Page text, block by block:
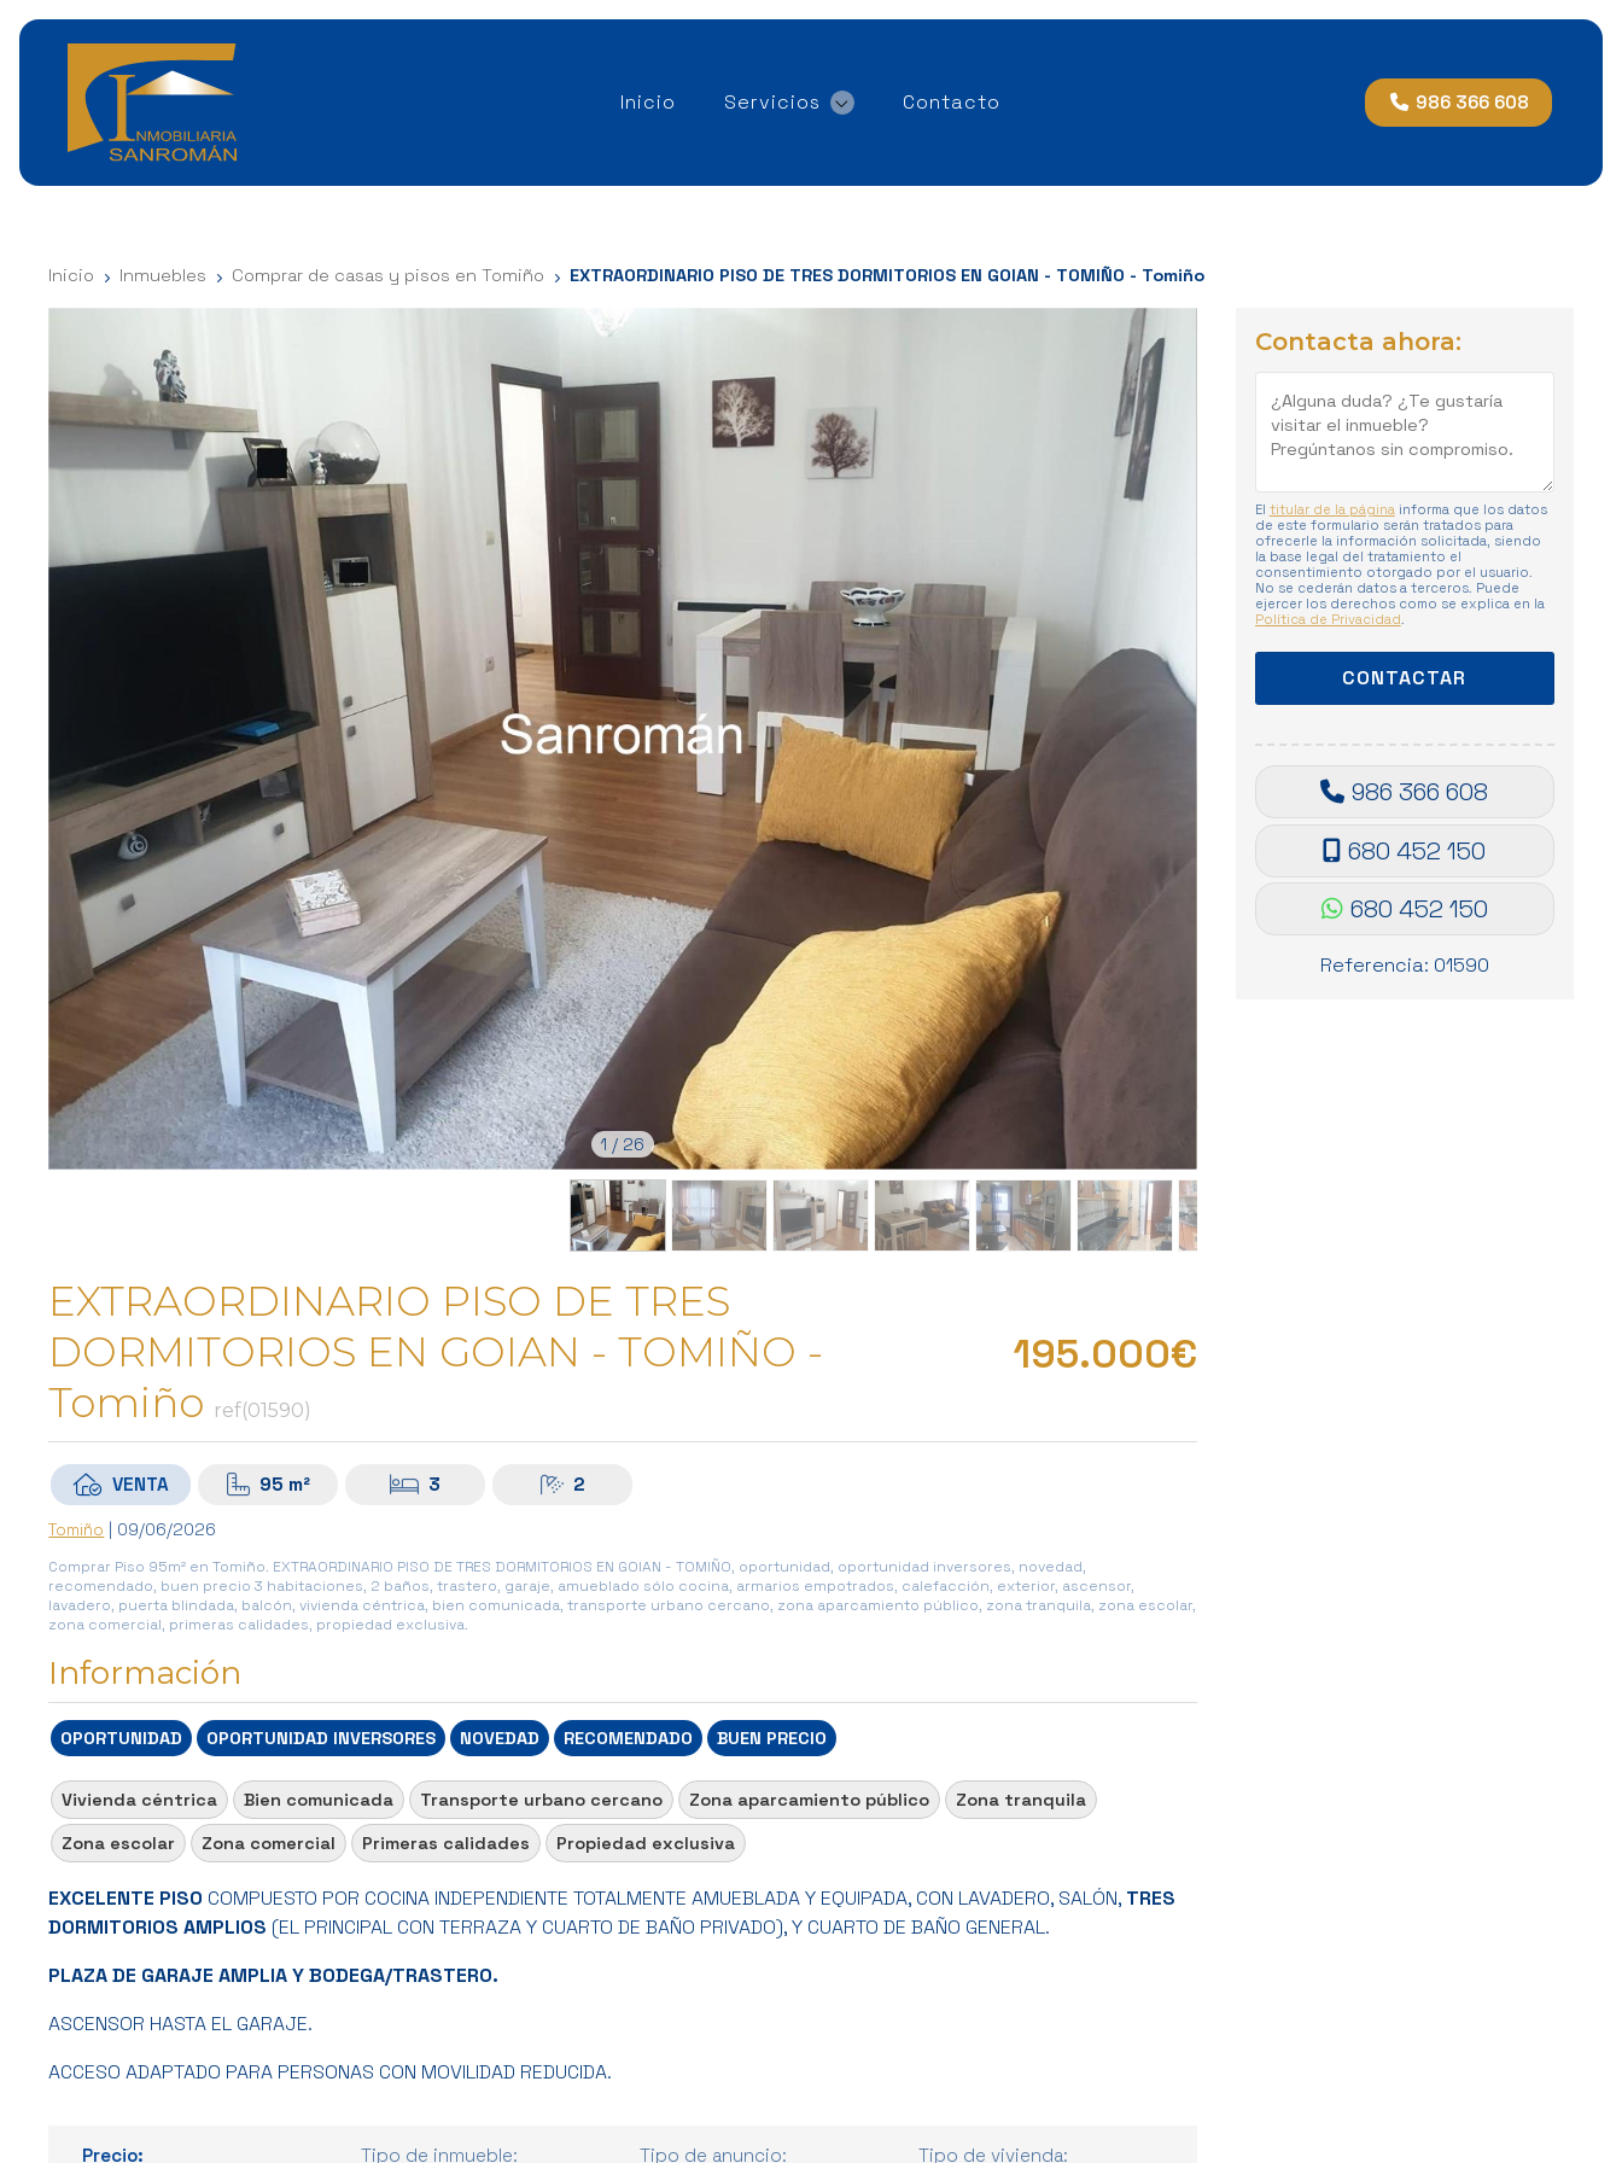
Inicio Servicios Contacto 986 366 608
Inicio Inmuebles Comprar de casas y pisos en Tomiño EXTRAORDINARIO PISO DE TRES DORMITORIOS EN GOIAN - TOMIÑO - Tomiño
Contacta ahora:
El titular de la páginainforma que los datos
de este formulario serán tratados para
ofrecerle la información solicitada, siendo
la base legal del tratamiento el
consentimiento otorgado por el usuario.
No se cederán datos a terceros. Puede
ejercer los derechos como se explica en la
Política de Privacidad.
986 366 608
680 452 150
680 452 150
Referencia: 01590
1 / 26
EXTRAORDINARIO PISO DE TRES
DORMITORIOS EN GOIAN - TOMIÑO -
Tomiño ref(01590)
195.000€
VENTA 95 m² 3 2
Tomiño | 09/06/2026
Comprar Piso 95m² en Tomiño. EXTRAORDINARIO PISO DE TRES DORMITORIOS EN GOIAN - TOMIÑO, oportunidad, oportunidad inversores, novedad,
recomendado, buen precio 3 habitaciones, 2 baños, trastero, garaje, amueblado sólo cocina, armarios empotrados, calefacción, exterior, ascensor,
lavadero, puerta blindada, balcón, vivienda céntrica, bien comunicada, transporte urbano cercano, zona aparcamiento público, zona tranquila, zona escolar,
zona comercial, primeras calidades, propiedad exclusiva.
Información
OPORTUNIDAD OPORTUNIDAD INVERSORES NOVEDAD RECOMENDADO BUEN PRECIO
Vivienda céntrica Bien comunicada Transporte urbano cercano Zona aparcamiento público
Zona tranquila
Zona escolar
Zona comercial Primeras calidades Propiedad exclusiva
EXCELENTE PISO COMPUESTO POR COCINA INDEPENDIENTE TOTALMENTE AMUEBLADA Y EQUIPADA, CON LAVADERO, SALÓN, TRES
DORMITORIOS AMPLIOS (EL PRINCIPAL CON TERRAZA Y CUARTO DE BAÑO PRIVADO), Y CUARTO DE BAÑO GENERAL.
PLAZA DE GARAJE AMPLIA Y BODEGA/TRASTERO.
ASCENSOR HASTA EL GARAJE.
ACCESO ADAPTADO PARA PERSONAS CON MOVILIDAD REDUCIDA.
Precio: Tipo de inmueble: Tipo de anuncio: Tipo de vivienda: